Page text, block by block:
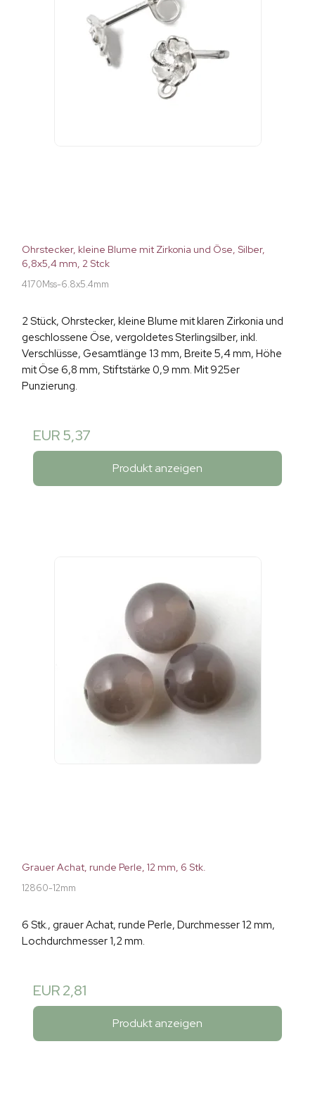
Ohrstecker, kleine Blume mit Zirkonia und Öse, Silber,
6,8x5,4 mm, 2 Stck
4170Mss-6.8x5.4mm
2 Stück, Ohrstecker, kleine Blume mit klaren Zirkonia und
geschlossene Öse, vergoldetes Sterlingsilber, inkl.
Verschlüsse, Gesamtlänge 13 mm, Breite 5,4 mm, Höhe
mit Öse 6,8 mm, Stiftstärke 0,9 mm. Mit 925er
Punzierung.
EUR 5,37
Produkt anzeigen
Grauer Achat, runde Perle, 12 mm, 6 Stk.
12860-12mm
6 Stk., grauer Achat, runde Perle, Durchmesser 12 mm,
Lochdurchmesser 1,2 mm.
EUR 2,81
Produkt anzeigen